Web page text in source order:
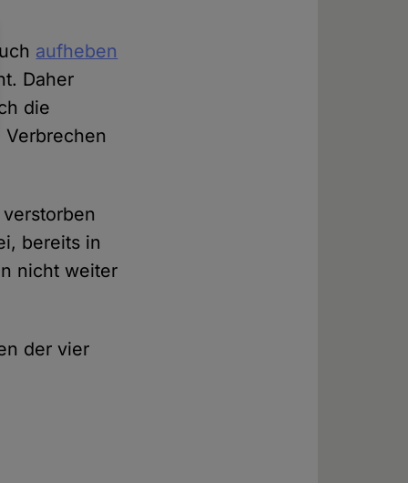
aufheben
Daher
die
bereits in
nicht weiter
der vier